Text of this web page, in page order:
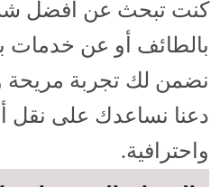
كنت تبحث عن أفضل
بالطائف أو عن خدمات
نضمن لك تجربة مريحة
دعنا نساعدك على نقل
واحترافية.